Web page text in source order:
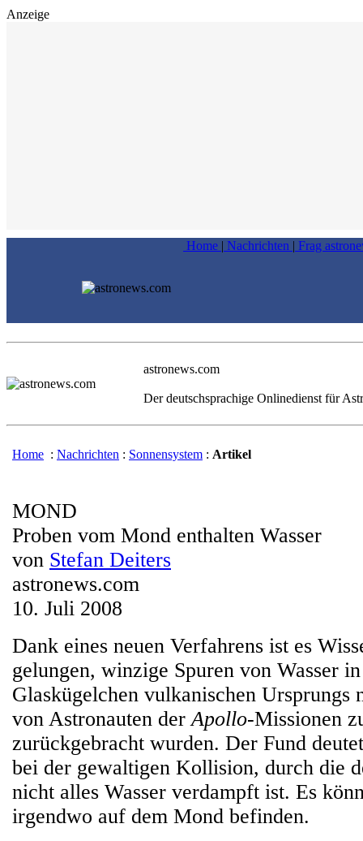
Anzeige
Home | Nachrichten | Frag
astronews.com
Der deutschsprachige Onlinedienst für
Home : Nachrichten : Sonnensystem : Artikel
MOND
Proben vom Mond enthalten Wasser
von Stefan Deiters
astronews.com
10. Juli 2008
Dank eines neuen Verfahrens ist es
gelungen, winzige Spuren von Wasser
Glaskügelchen vulkanischen Ursprungs
von Astronauten derApollo-Missionen
zurückgebracht wurden. Der Fund
bei der gewaltigen Kollision, durch die
nicht alles Wasser verdampft ist. Es
irgendwo auf dem Mond befinden.